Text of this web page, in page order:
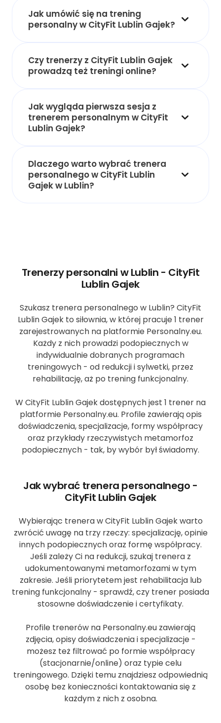
Jak umówić się na trening
personalny w CityFit Lublin Gajek?
Czy trenerzy z CityFit Lublin Gajek
prowadzą też treningi online?
Jak wygląda pierwsza sesja z
trenerem personalnym w CityFit
Lublin Gajek?
Dlaczego warto wybrać trenera
personalnego w CityFit Lublin
Gajek w Lublin?
Trenerzy personalni w Lublin - CityFit
Lublin Gajek
Szukasz trenera personalnego w Lublin? CityFit
Lublin Gajek to siłownia, w której pracuje 1 trener
zarejestrowanych na platformie Personalny.eu.
Każdy z nich prowadzi podopiecznych w
indywidualnie dobranych programach
treningowych - od redukcji i sylwetki, przez
rehabilitację, aż po trening funkcjonalny.
W CityFit Lublin Gajek dostępnych jest 1 trener na
platformie Personalny.eu. Profile zawierają opis
doświadczenia, specjalizacje, formy współpracy
oraz przykłady rzeczywistych metamorfoz
podopiecznych - tak, by wybór był świadomy.
Jak wybrać trenera personalnego -
CityFit Lublin Gajek
Wybierając trenera w CityFit Lublin Gajek warto
zwrócić uwagę na trzy rzeczy: specjalizację, opinie
innych podopiecznych oraz formę współpracy.
Jeśli zależy Ci na redukcji, szukaj trenera z
udokumentowanymi metamorfozami w tym
zakresie. Jeśli priorytetem jest rehabilitacja lub
trening funkcjonalny - sprawdź, czy trener posiada
stosowne doświadczenie i certyfikaty.
Profile trenerów na Personalny.eu zawierają
zdjęcia, opisy doświadczenia i specjalizacje -
możesz też filtrować po formie współpracy
(stacjonarnie/online) oraz typie celu
treningowego. Dzięki temu znajdziesz odpowiednią
osobę bez konieczności kontaktowania się z
każdym z nich z osobna.